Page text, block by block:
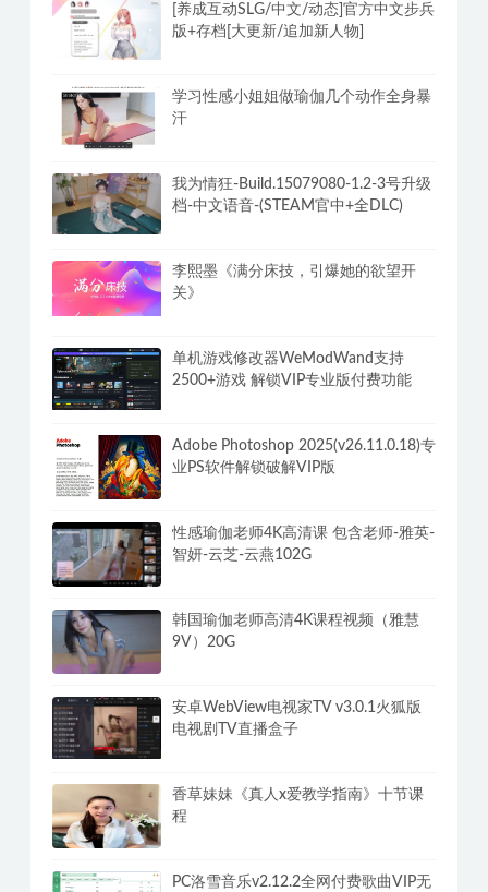
[养成互动SLG/中文/动态]官方中文步兵
版+存档[大更新/追加新人物]
学习性感小姐姐做瑜伽几个动作全身暴
汗
我为情狂-Build.15079080-1.2-3号升级
档-中文语音-(STEAM官中+全DLC)
李熙墨《满分床技，引爆她的欲望开
关》
单机游戏修改器WeModWand支持
2500+游戏 解锁VIP专业版付费功能
Adobe Photoshop 2025(v26.11.0.18)专
业PS软件解锁破解VIP版
性感瑜伽老师4K高清课 包含老师-雅英-
智妍-云芝-云燕102G
韩国瑜伽老师高清4K课程视频（雅慧
9V）20G
安卓WebView电视家TV v3.0.1火狐版
电视剧TV直播盒子
香草妹妹《真人x爱教学指南》十节课
程
PC洛雪音乐v2.12.2全网付费歌曲VIP无